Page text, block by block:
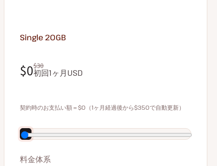
Single 20GB
$0$30
初回1ヶ月USD
$30
契約時のお支払い額＝$0（1ヶ月経過後から$350で自動更新）
年払いで70ドル割引
料金体系